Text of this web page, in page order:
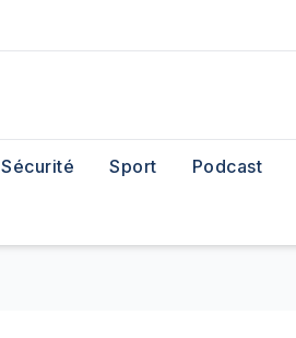
Sécurité Sport Podcast